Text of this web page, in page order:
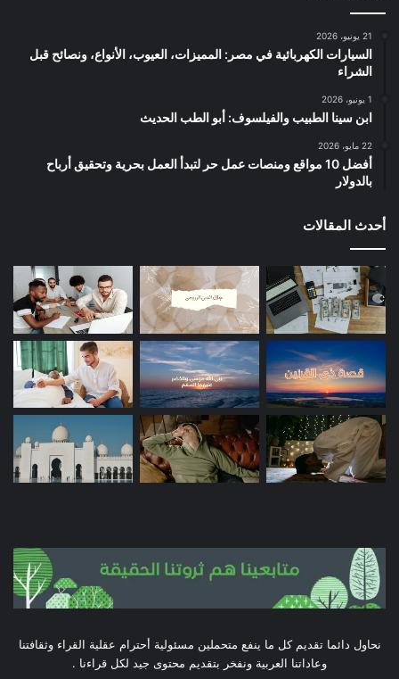
21 يونيو، 2026
السيارات الكهربائية في مصر: المميزات، العيوب، الأنواع، ونصائح قبل
الشراء
1 يونيو، 2026
ابن سينا الطبيب والفيلسوف: أبو الطب الحديث
22 مايو، 2026
أفضل 10 مواقع ومنصات عمل حر لتبدأ العمل بحرية وتحقيق أرباح
بالدولار
أحدث المقالات
نحاول دائما تقديم كل ما ينفع متحملين مسئولية أحترام عقلية القراء وثقافتنا
وعاداتنا العربية ونفخر بتقديم محتوى جيد لكل قراءنا .